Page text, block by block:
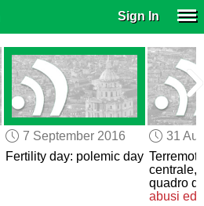
Sign In
7 September 2016
Fertility day: polemic day
31
centrale,
quadro
abusi